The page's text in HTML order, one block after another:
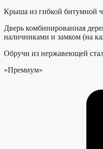
Крыша из гибкой битумной
Дверь комбинированная
наличниками и замком (на
Обручи из нержавеющей
«Премиум»